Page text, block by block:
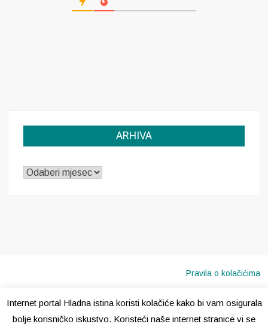
ARHIVA
ARHIVA
Pravila o kolačićima
Internet portal Hladna istina koristi kolačiće kako bi vam osigurala
bolje korisničko iskustvo. Koristeći naše internet stranice vi se
Copyright © 2020 · Sva prava pridržana · Hladna Istina